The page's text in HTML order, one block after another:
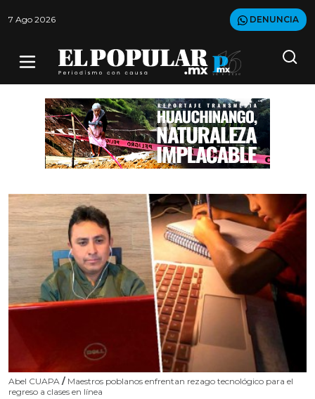
7 Ago 2026 DENUNCIA
Abel CUAPA / Maestros poblanos enfrentan rezago tecnológico para el
regreso a clases en línea